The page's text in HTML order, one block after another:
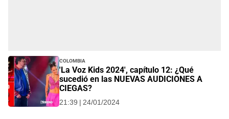
Colombia
'La Voz Kids 2024', capítulo 12: ¿Qué
sucedió en las NUEVAS AUDICIONES A
CIEGAS?
21:39 | 24/01/2024